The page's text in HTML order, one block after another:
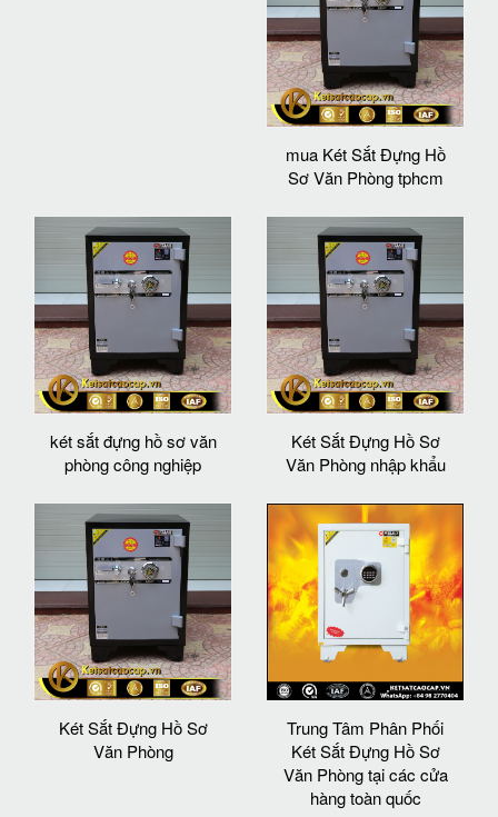
mua Két Sắt Đựng Hồ
Sơ Văn Phòng tphcm
két sắt đựng hồ sơ văn
phòng công nghiệp
Két Sắt Đựng Hồ Sơ
Văn Phòng nhập khẩu
Két Sắt Đựng Hồ Sơ
Văn Phòng
Trung Tâm Phân Phối
Két Sắt Đựng Hồ Sơ
Văn Phòng tại các cửa
hàng toàn quốc